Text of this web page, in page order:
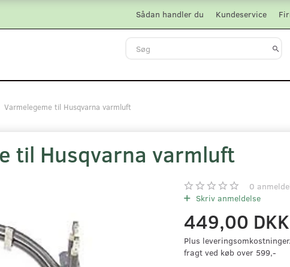
Kundeservice
Sådan handler du
Varmelegeme til Husqvarna varmluft
til Husqvarna varmluft
0
Skriv anmeldelse
449,00 DKK
Plus
fragt ved køb over 599,-